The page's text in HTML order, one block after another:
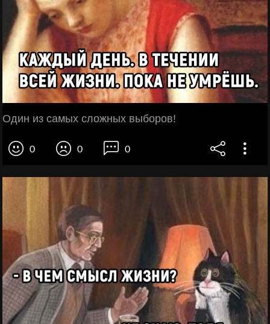
Один из самых сложных выборов!
0 0 0